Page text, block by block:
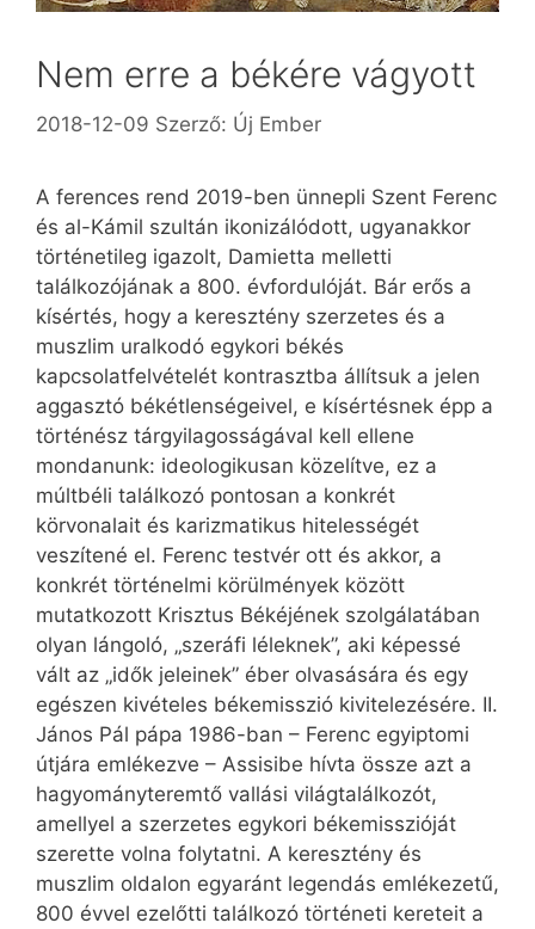
Nem erre a békére vágyott
2018-12-09 Szerző: Új Ember
A ferences rend 2019-ben ünnepli Szent Ferenc
és al-Kámil szultán ikonizálódott, ugyan­akkor
történetileg igazolt, Damietta melletti
találkozójának a 800. évfordulóját. Bár erős a
kísértés, hogy a keresztény szerzetes és a
muszlim uralkodó egykori békés
kapcsolatfelvételét kontrasztba állítsuk a jelen
aggasztó békétlenségeivel, e kísértésnek épp a
történész tárgyilagosságával kell ellene
mondanunk: ideologikusan közelítve, ez a
múltbéli találkozó pontosan a konkrét
körvonalait és karizmatikus hitelességét
veszítené el. Ferenc testvér ott és akkor, a
konkrét történelmi körülmények között
mutatkozott Krisztus Békéjének szolgálatában
olyan lángoló, „szeráfi léleknek”, aki képessé
vált az „idők jeleinek” éber olvasására és egy
egészen kivételes békemisszió kivitelezésére. II.
János Pál pápa 1986-ban – Ferenc egyiptomi
útjára emlékezve – Assisibe hívta össze azt a
hagyományteremtő vallási világtalálkozót,
amellyel a szerzetes egykori békemisszióját
szerette volna folytatni. A keresztény és
muszlim oldalon egyaránt legendás emlékezetű,
800 évvel ezelőtti találkozó történeti kereteit a